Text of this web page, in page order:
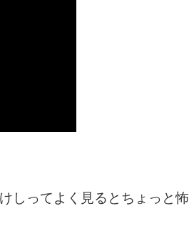
しってよく見るとちょっと怖